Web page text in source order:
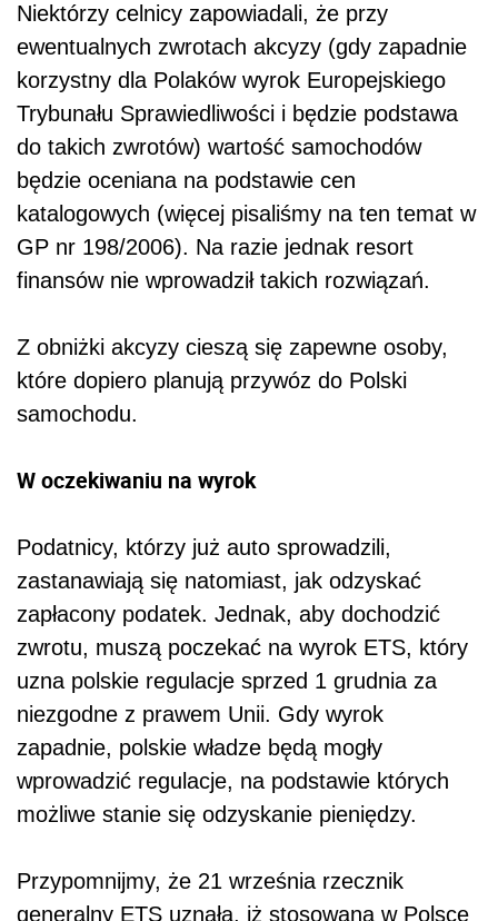
Niektórzy celnicy zapowiadali, że przy
ewentualnych zwrotach akcyzy (gdy zapadnie
korzystny dla Polaków wyrok Europejskiego
Trybunału Sprawiedliwości i będzie podstawa
do takich zwrotów) wartość samochodów
będzie oceniana na podstawie cen
katalogowych (więcej pisaliśmy na ten temat w
GP nr 198/2006). Na razie jednak resort
finansów nie wprowadził takich rozwiązań.
Z obniżki akcyzy cieszą się zapewne osoby,
które dopiero planują przywóz do Polski
samochodu.
W oczekiwaniu na wyrok
Podatnicy, którzy już auto sprowadzili,
zastanawiają się natomiast, jak odzyskać
zapłacony podatek. Jednak, aby dochodzić
zwrotu, muszą poczekać na wyrok ETS, który
uzna polskie regulacje sprzed 1 grudnia za
niezgodne z prawem Unii. Gdy wyrok
zapadnie, polskie władze będą mogły
wprowadzić regulacje, na podstawie których
możliwe stanie się odzyskanie pieniędzy.
Przypomnijmy, że 21 września rzecznik
generalny ETS uznała, iż stosowana w Polsce